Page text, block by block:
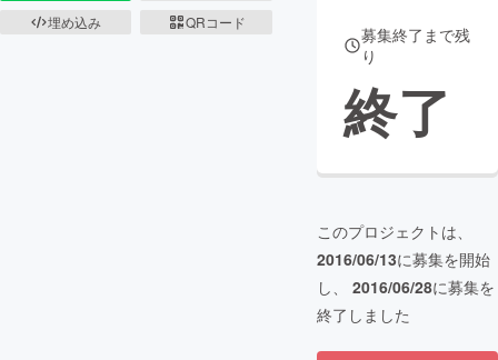
埋め込み
QRコード
募集終了まで残
り
終了
このプロジェクトは、
2016/06/13に募集を開始
し、 2016/06/28に募集を
終了しました